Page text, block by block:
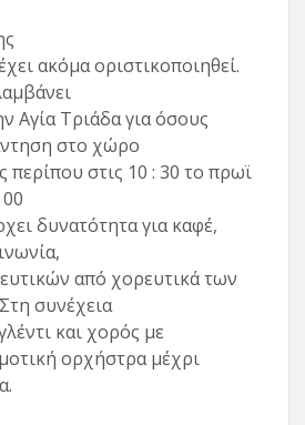
ακόμα οριστικοποιηθεί.
Αγία Τριάδα για όσους
στο χώρο
περίπου στις 10 : 30 το πρωϊ
δυνατότητα για καφέ,
από χορευτικά των
συνέχεια
και χορός με
ορχήστρα μέχρι